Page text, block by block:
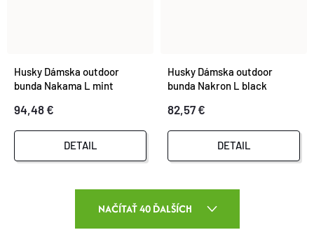
Husky Dámska outdoor
bunda Nakama L mint
94,48 €
DETAIL
Husky Dámska outdoor
bunda Nakron L black
82,57 €
DETAIL
NAČÍTAŤ 40 ĎALŠÍCH